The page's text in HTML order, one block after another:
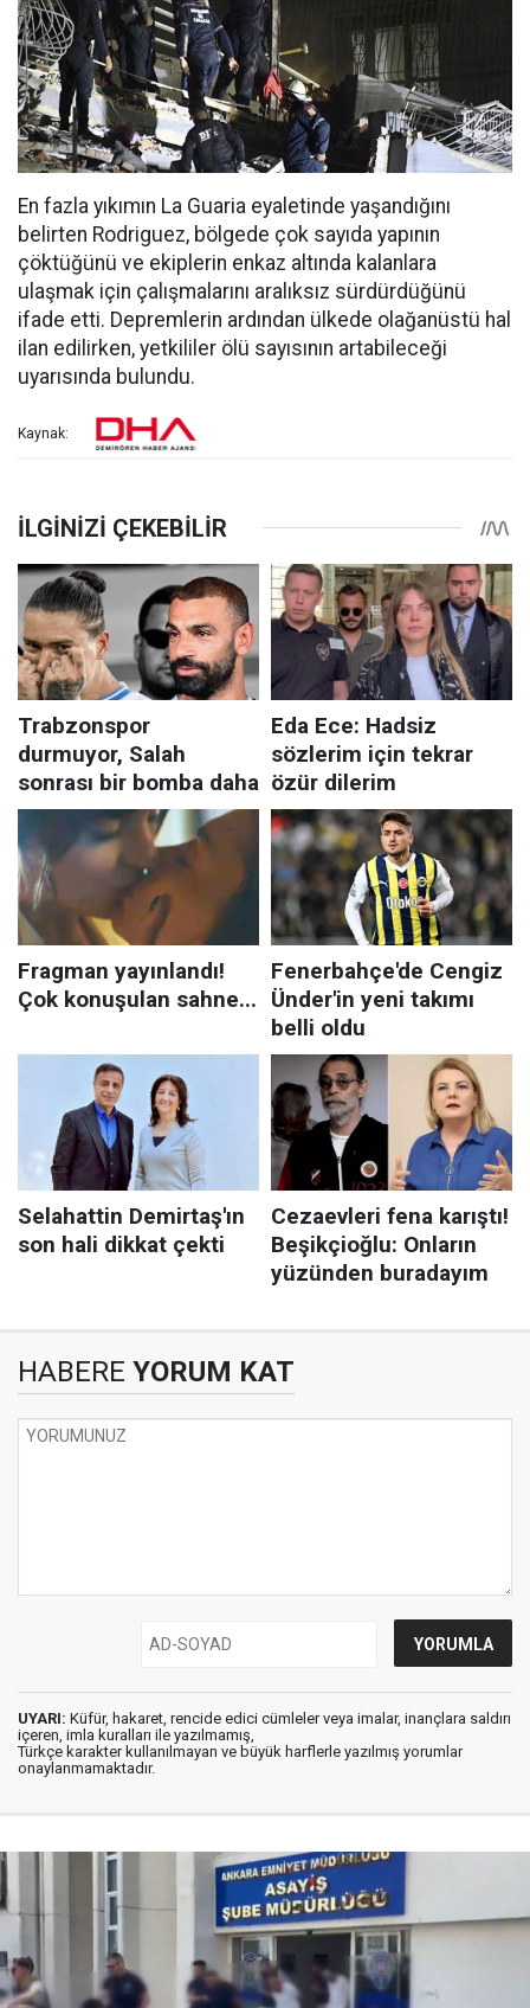
En fazla yıkımın La Guaria eyaletinde yaşandığını
belirten Rodriguez, bölgede çok sayıda yapının
çöktüğünü ve ekiplerin enkaz altında kalanlara
ulaşmak için çalışmalarını aralıksız sürdürdüğünü
ifade etti. Depremlerin ardından ülkede olağanüstü hal
ilan edilirken, yetkililer ölü sayısının artabileceği
uyarısında bulundu.
Kaynak:
HABERE YORUM KAT
UYARI: Küfür, hakaret, rencide edici cümleler veya imalar, inançlara saldırı
içeren, imla kuralları ile yazılmamış,
Türkçe karakter kullanılmayan ve büyük harflerle yazılmış yorumlar
onaylanmamaktadır.